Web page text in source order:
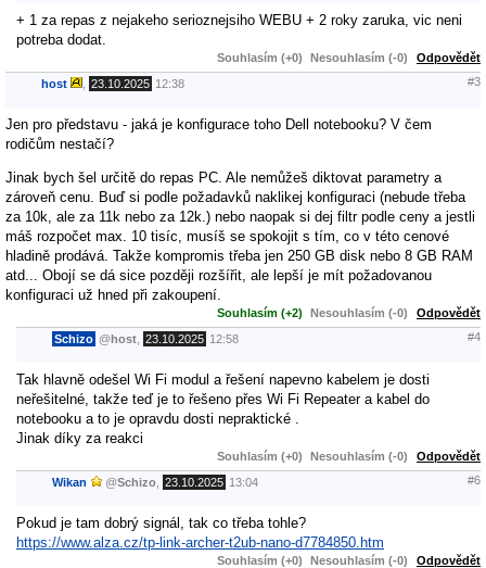
+ 1 za repas z nejakeho serioznejsiho WEBU + 2 roky zaruka, vic neni
potreba dodat.
Souhlasím (+0) Nesouhlasím (-0) Odpovědět
host 23.10.2025 12:38 #3
Jen pro představu - jaká je konfigurace toho Dell notebooku? V čem
rodičům nestačí?
Jinak bych šel určitě do repas PC. Ale nemůžeš diktovat parametry a
zároveň cenu. Buď si podle požadavků naklikej konfiguraci (nebude třeba
za 10k, ale za 11k nebo za 12k.) nebo naopak si dej filtr podle ceny a jestli
máš rozpočet max. 10 tisíc, musíš se spokojit s tím, co v této cenové
hladině prodává. Takže kompromis třeba jen 250 GB disk nebo 8 GB RAM
atd... Obojí se dá sice později rozšířit, ale lepší je mít požadovanou
konfiguraci už hned při zakoupení.
Souhlasím (+2) Nesouhlasím (-0) Odpovědět
Schizo @ host 23.10.2025 12:58 #4
Tak hlavně odešel Wi Fi modul a řešení napevno kabelem je dosti
neřešitelné, takže teď je to řešeno přes Wi Fi Repeater a kabel do
notebooku a to je opravdu dosti nepraktické .
Jinak díky za reakci
Souhlasím (+0) Nesouhlasím (-0) Odpovědět
Wikan @Schizo 23.10.2025 13:04 #6
Pokud je tam dobrý signál, tak co třeba tohle?
https://www.alza.cz/tp-link-archer-t2ub-nano-d7784850.htm
Souhlasím (+0) Nesouhlasím (-0) Odpovědět